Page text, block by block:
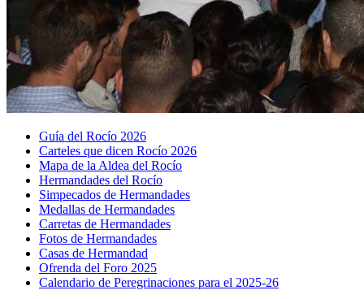
Guía del Rocío 2026
Carteles que dicen Rocío 2026
Mapa de la Aldea del Rocío
Hermandades del Rocío
Simpecados de Hermandades
Medallas de Hermandades
Carretas de Hermandades
Fotos de Hermandades
Casas de Hermandad
Ofrenda del Foro 2025
Calendario de Peregrinaciones para el 2025-26